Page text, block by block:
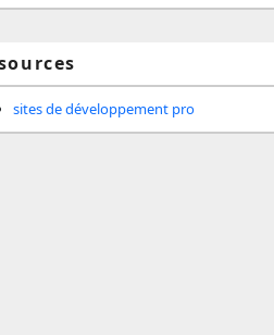
sites de développement pro